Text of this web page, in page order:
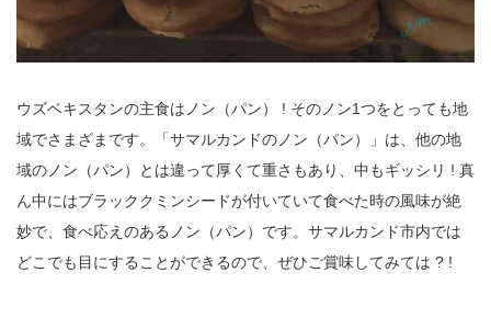
ウズベキスタンの主食はノン（パン） ! そのノン1つをとっても地
域でさまざまです。「サマルカンドのノン（パン）」は、他の地
域のノン（パン）とは違って厚くて重さもあり、中もギッシリ ! 真
ん中にはブラッククミンシードが付いていて食べた時の風味が絶
妙で、食べ応えのあるノン（パン）です。サマルカンド市内では
どこでも目にすることができるので、ぜひご賞味してみては ? !